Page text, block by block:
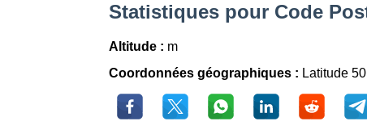
Statistiques pour Code
Altitude : m
Coordonnées géographiques : Latitude